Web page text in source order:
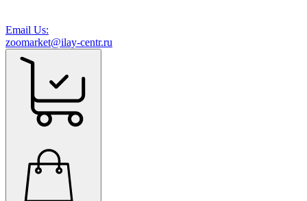
Email Us:
zoomarket@ilay-centr.ru